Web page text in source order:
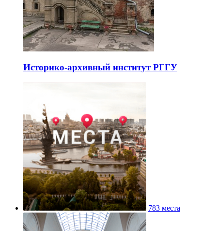
Историко-архивный институт РГГУ
783 места